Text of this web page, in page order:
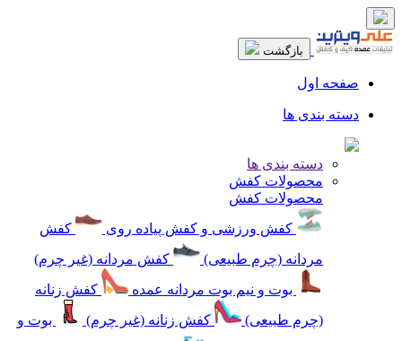
بازگشت
صفحه اول
دسته بندی ها
دسته بندی ها
محصولات کفش
محصولات کفش
کفش ورزشی و کفش پیاده روی
کفش
مردانه (چرم طبیعی)
کفش مردانه (غیر چرم)
بوت و نیم بوت مردانه عمده
کفش زنانه
(چرم طبیعی)
کفش زنانه (غیر چرم)
بوت و